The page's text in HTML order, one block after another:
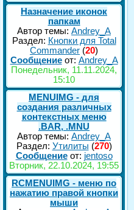
Назначение иконок
папкам
Автор темы: Andrey_A
Раздел: Кнопки для Total
Commander (20)
Сообщениеот: Andrey_A
Понедельник, 11.11.2024,
15:10
MENUIMG - для
создания различных
контекстных меню
.BAR, .MNU
Автор темы: Andrey_A
Раздел: Утилиты (270)
Сообщениеот: jentoso
Вторник, 22.10.2024, 19:55
RCMENUIMG - меню по
нажатию правой кнопки
мыши